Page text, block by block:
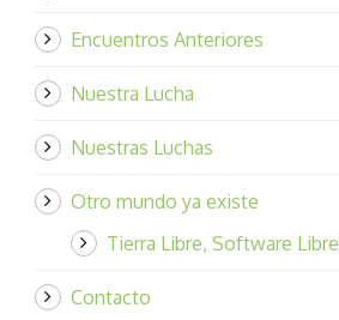
Encuentros Anteriores
Nuestra Lucha
Nuestras Luchas
Otro mundo ya existe
Tierra Libre, Software Libre
Contacto